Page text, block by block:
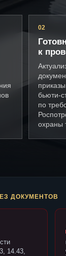
02
к
бьюти-
по
охраны
ДОКУМЕНТОВ
14.43,